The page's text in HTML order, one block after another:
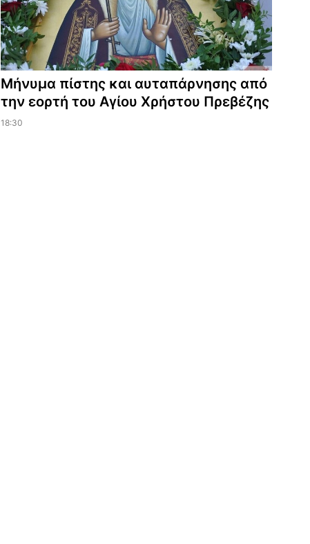
Μήνυμα πίστης και αυταπάρνησης από
την εορτή του Αγίου Χρήστου Πρεβέζης
18:30